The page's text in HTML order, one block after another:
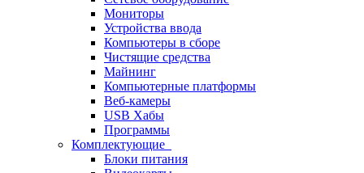
Мониторы
Устройства ввода
Компьютеры в сборе
Чистящие средства
Майнинг
Компьютерные платформы
Веб-камеры
USB Хабы
Программы
Комплектующие
Блоки питания